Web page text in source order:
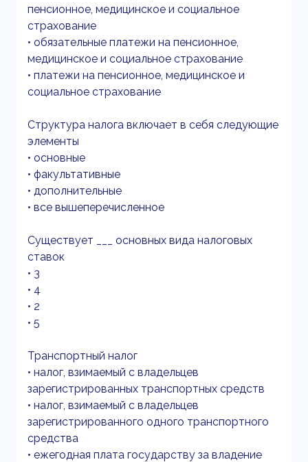
пенсионное, медицинское и социальное
страхование
• обязательные платежи на пенсионное,
медицинское и социальное страхование
• платежи на пенсионное, медицинское и
социальное страхование
Структура налога включает в себя следующие
элементы
• основные
• факультативные
• дополнительные
• все вышеперечисленное
Существует ___ основных вида налоговых
ставок
• 3
• 4
• 2
• 5
Транспортный налог
• налог, взимаемый с владельцев
зарегистрированных транспортных средств
• налог, взимаемый с владельцев
зарегистрированного одного транспортного
средства
• ежегодная плата государству за владение